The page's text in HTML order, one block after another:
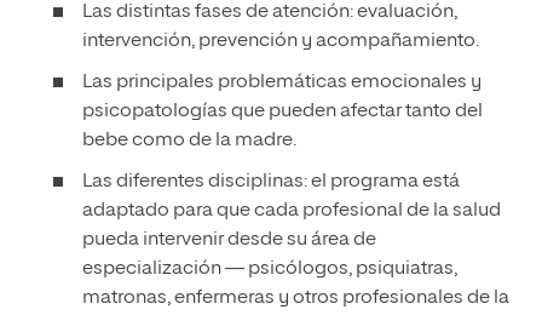
Las distintas fases de atención: evaluación,
intervención, prevención y acompañamiento.
Las principales problemáticas emocionales y
psicopatologías que pueden afectar tanto del
bebe como de la madre.
Las diferentes disciplinas: el programa está
adaptado para que cada profesional de la salud
pueda intervenir desde su área de
especialización — psicólogos, psiquiatras,
matronas, enfermeras y otros profesionales de la